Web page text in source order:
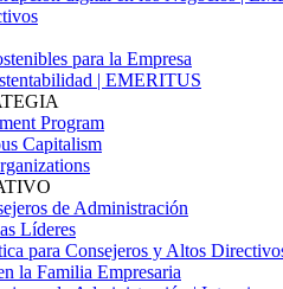
para la Empresa
| EMERITUS
Program
Capitalism
de Administración
Líderes
para Consejeros y Altos
la Familia Empresaria